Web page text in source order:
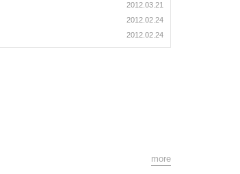
2012.03.21
2012.02.24
2012.02.24
more